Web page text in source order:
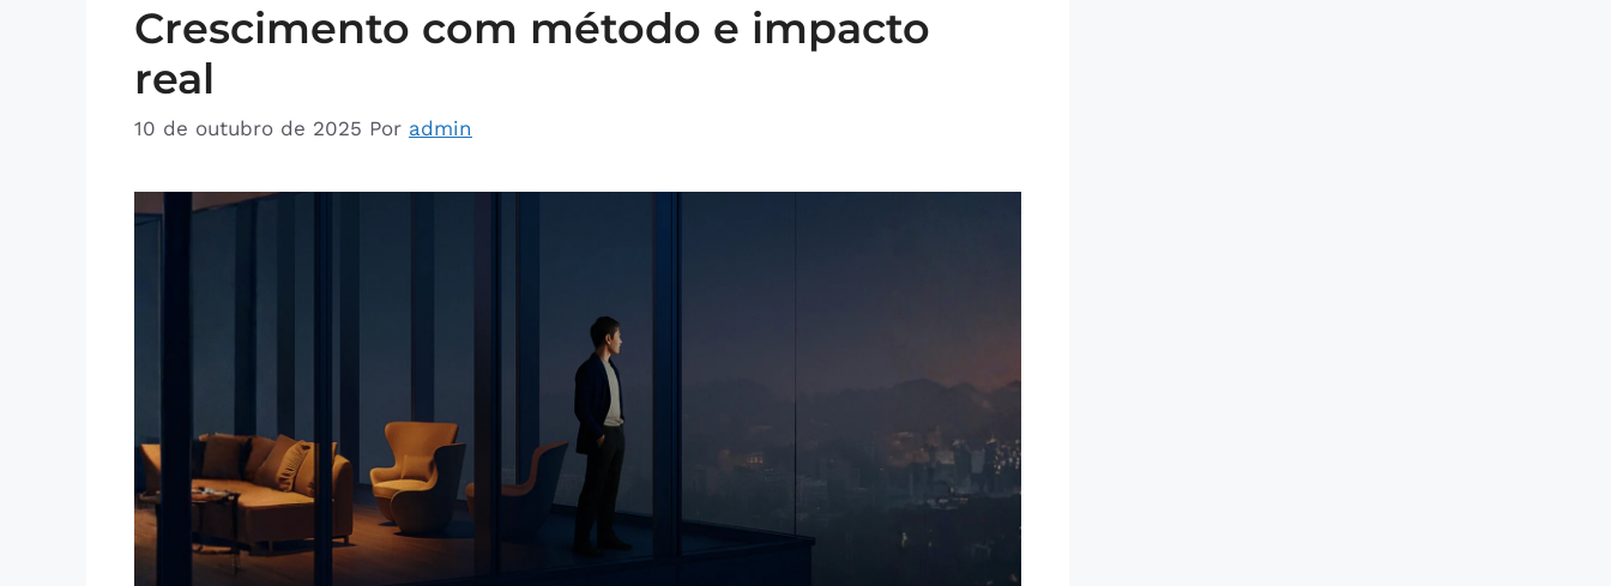
Crescimento com método e impacto
real
10 de outubro de 2025 Por admin